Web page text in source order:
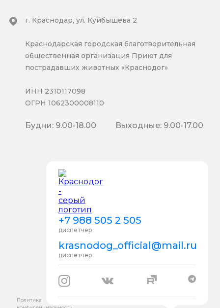
+7 988 505 2 505
диспетчер
krasnodog_official@mail.ru
диспетчер
г. Краснодар, ул. Куйбышева 2
Краснодарская городская благотворительная
общественная организация Приют для
пострадавших животных «Краснодог»
ИНН 2310117098
ОГРН 1062300008110
Будни: 9.00-18.00 Выходные: 9.00-17.00
Политика